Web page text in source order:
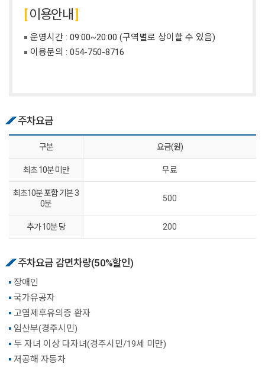
이용안내
운영시간 : 09:00~20:00 (구역별로 상이할 수 있음)
이용문의 : 054-750-8716
주차요금
구분 요금(원)
최초 10분 미만 무료
최초10분 포함 기본 3
0분
500
추가 10분 당 200
주차요금 감면차량(50%할인)
장애인
국가유공자
고엽제후유의증 환자
임산부(경주시민)
두 자녀 이상 다자녀(경주시민/19세 미만)
저공해 자동차